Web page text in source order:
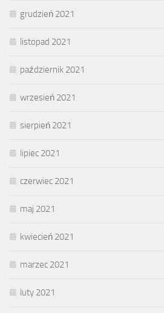
grudzień 2021
listopad 2021
październik 2021
wrzesień 2021
sierpień 2021
lipiec 2021
czerwiec 2021
maj 2021
kwiecień 2021
marzec 2021
luty 2021